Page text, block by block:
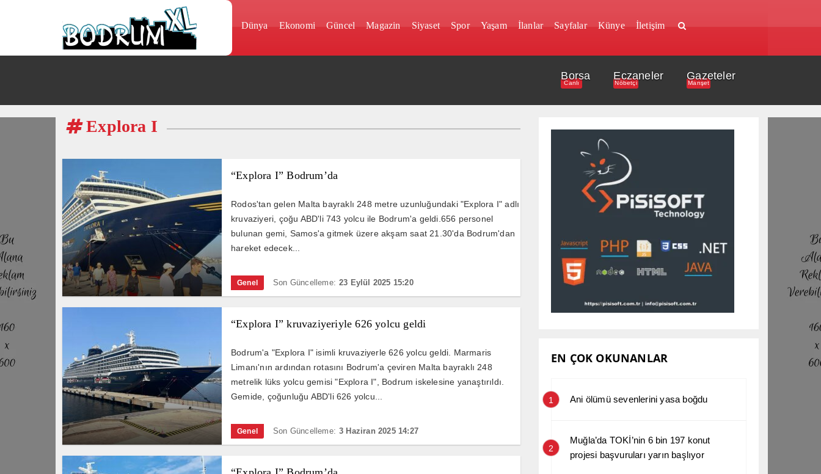
Dünya Ekonomi Güncel Magazin Siyaset Spor Yaşam İlanlar Sayfalar Künye İletişim
Borsa
Canlı
Eczaneler
Nöbetçi
Gazeteler
Manşet
Explora I
“Explora I” Bodrum’da
Rodos'tan gelen Malta bayraklı 248 metre uzunluğundaki "Explora I" adlı
kruvaziyeri, çoğu ABD'li 743 yolcu ile Bodrum'a geldi.656 personel
bulunan gemi, Samos'a gitmek üzere akşam saat 21.30'da Bodrum'dan
hareket edecek...
Genel Son Güncelleme: 23 Eylül 2025 15:20
“Explora I” kruvaziyeriyle 626 yolcu geldi
Bodrum'a "Explora I" isimli kruvaziyerle 626 yolcu geldi. Marmaris
Limanı'nın ardından rotasını Bodrum'a çeviren Malta bayraklı 248
metrelik lüks yolcu gemisi "Explora I", Bodrum iskelesine yanaştırıldı.
Gemide, çoğunluğu ABD'li 626 yolcu...
Genel Son Güncelleme: 3 Haziran 2025 14:27
EN ÇOK OKUNANLAR
1 Ani ölümü sevenlerini yasa boğdu
2
Muğla’da TOKİ’nin 6 bin 197 konut
projesi başvuruları yarın başlıyor